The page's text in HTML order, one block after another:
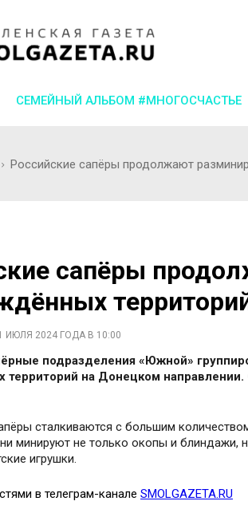
СЕМЕЙНЫЙ АЛЬБОМ #МНОГОСЧАСТЬЕ
Российские сапёры продолжают
сапёры
ИЮЛЯ 2024 ГОДА В 10:00
подразделения «Южной»
территорий на Донецком
сталкиваются с большим
минируют не только окопы и блиндажи,
игрушки.
в телеграм-канале SMOLGAZETA.RU